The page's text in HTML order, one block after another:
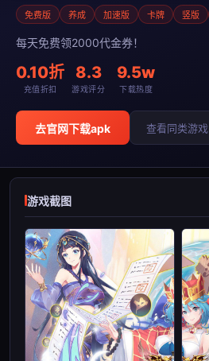
免费版 养成 加速版 卡牌 竖版
每天免费领2000代金券！
0.10折
充值折扣
8.3
游戏评分
9.5w
下载热度
去官网下载apk 查看同类游戏
游戏截图